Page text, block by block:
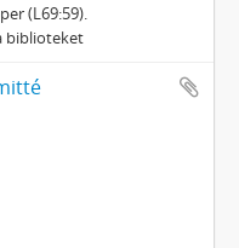
(L69:59).
biblioteket